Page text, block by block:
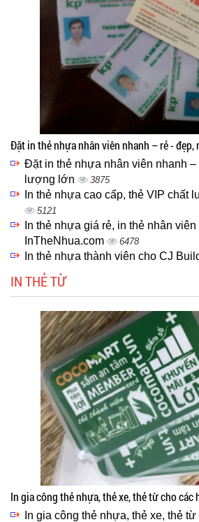
Đặt in thẻ nhựa nhân viên nhanh – rẻ -
Đặt in thẻ nhựa nhân viên nhanh –
lượng lớn
3875
In thẻ nhựa cao cấp, thẻ VIP chất
5121
In thẻ nhựa giá rẻ, in thẻ nhân
InTheNhua.com
6478
In thẻ nhựa thành viên cho CJ
IN THẺ TỪ
In gia công thẻ nhựa, thẻ xe, thẻ từ cho các
In gia công thẻ nhựa, thẻ xe, thẻ